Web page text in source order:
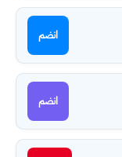
انضم
انضم